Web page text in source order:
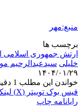
منبع:مهر
برچسب ها
ارتش جمهوری اسلامی
خلیلی سیدعبدالرحیم
۱۴۰۴/۰۱/۲۹
خواندن این مطلب 1 دقیقه زمان میبرد
فیس بوک توییتر (X)
رایانامه چاپ